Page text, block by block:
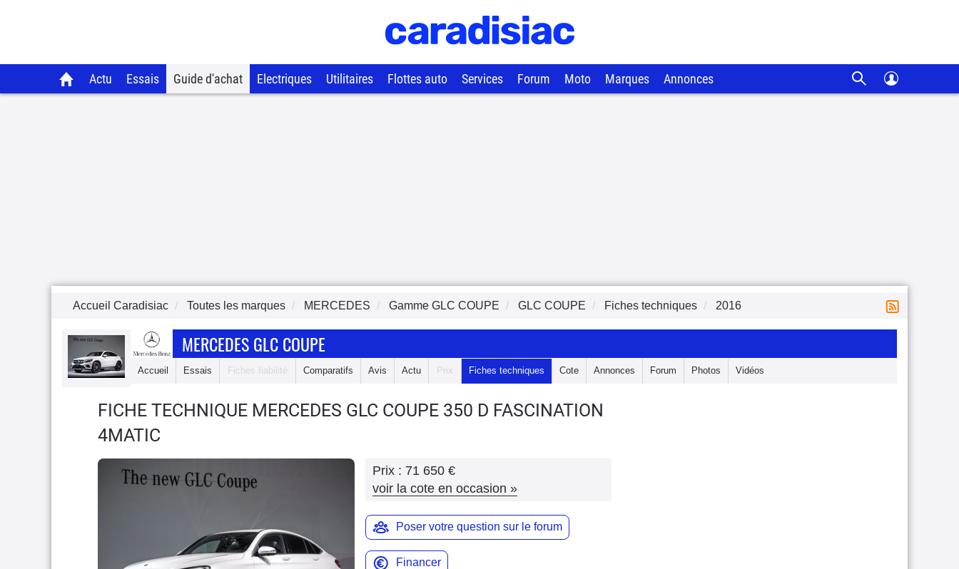
Actu Essais Guide d'achat Electriques Utilitaires Flottes auto Services Forum Moto Marques Annonces
Accueil Caradisiac Toutes les marques MERCEDES Gamme GLC COUPE GLC COUPE Fiches techniques 2016
MERCEDES GLC COUPE
Accueil Essais Fiches fiabilité Comparatifs Avis Actu Prix Fiches techniques Cote Annonces Forum Photos Vidéos
FICHE TECHNIQUE MERCEDES GLC COUPE 350 D FASCINATION
4MATIC
Prix : 71 650 €
voir la cote en occasion »
Poser votre question sur le forum
Financer